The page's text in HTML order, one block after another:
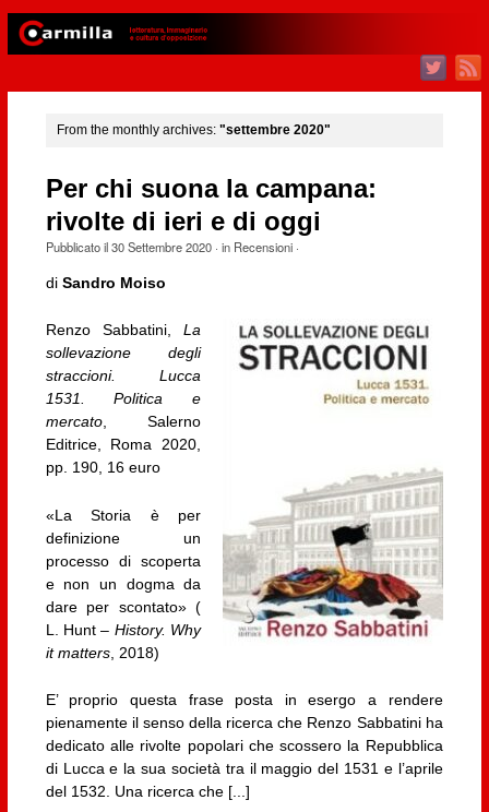
From the monthly archives: "settembre 2020"
Per chi suona la campana:
rivolte di ieri e di oggi
Pubblicato il30 Settembre 2020· in Recensioni·
di Sandro Moiso
Renzo Sabbatini,La
sollevazione degli
straccioni. Lucca
1531. Politica e
mercato, Salerno
Editrice, Roma 2020,
pp. 190, 16 euro
«La Storia è per
definizione un
processo di scoperta
e non un dogma da
dare per scontato» (
L. Hunt – History. Why
it matters, 2018)
E’ proprio questa frase posta in esergo a rendere
pienamente il senso della ricerca che Renzo Sabbatini ha
dedicato alle rivolte popolari che scossero la Repubblica
di Lucca e la sua società tra il maggio del 1531 e l’aprile
del 1532. Una ricerca che [...]